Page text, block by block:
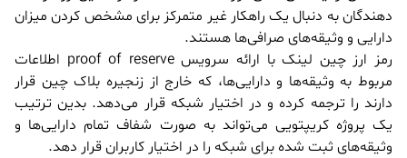
دهندگان به دنبال یک راهکار غیر متمرکز برای مشخص کردن میزان
دارایی و وثیقه‌های صرافی‌ها هستند.
رمز ارز چین لینک با ارائه سرویس proof of reserve اطلاعات
مربوط به وثیقه‌ها و دارایی‌ها، که خارج از زنجیره بلاک چین قرار
دارند را ترجمه کرده و در اختیار شبکه قرار می‌دهد. بدین ترتیب
یک پروژه کریپتویی می‌تواند به صورت شفاف تمام دارایی‌ها و
وثیقه‌های ثبت شده برای شبکه را در اختیار کاربران قرار دهد.